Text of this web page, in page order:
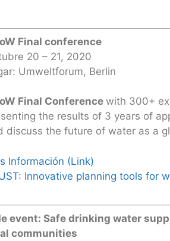
Final conference
20 – 21, 2020
Umweltforum, Berlin
Final Conferencewith 300+
the results of 3 years of
discuss the future of water as a
Información (Link)
Innovative planning tools for
event: Safe drinking water
communities